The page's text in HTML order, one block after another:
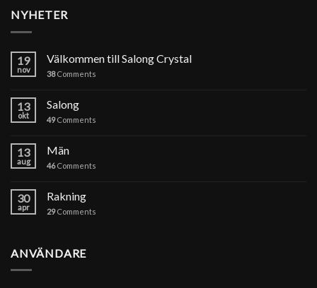
NYHETER
19
nov
Välkommen till Salong Crystal
38Comments
13
okt
Salong
49Comments
13
aug
Män
46Comments
30
apr
Rakning
29Comments
ANVÄNDARE